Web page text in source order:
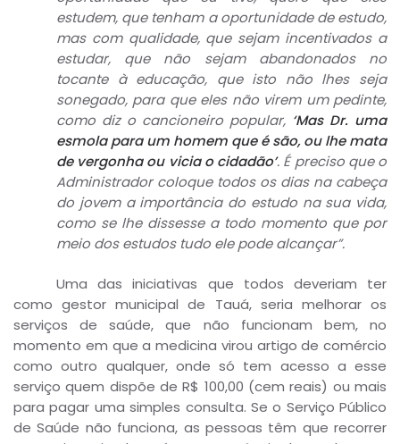
estudem, que tenham a oportunidade de estudo,
mas com qualidade, que sejam incentivados a
estudar, que não sejam abandonados no
tocante à educação, que isto não lhes seja
sonegado, para que eles não virem um pedinte,
como diz o cancioneiro popular, ‘Mas Dr. uma
esmola para um homem que é são, ou lhe mata
de vergonha ou vicia o cidadão’. É preciso que o
Administrador coloque todos os dias na cabeça
do jovem a importância do estudo na sua vida,
como se lhe dissesse a todo momento que por
meio dos estudos tudo ele pode alcançar”.
Uma das iniciativas que todos deveriam ter
como gestor municipal de Tauá, seria melhorar os
serviços de saúde, que não funcionam bem, no
momento em que a medicina virou artigo de comércio
como outro qualquer, onde só tem acesso a esse
serviço quem dispõe de R$ 100,00 (cem reais) ou mais
para pagar uma simples consulta. Se o Serviço Público
de Saúde não funciona, as pessoas têm que recorrer